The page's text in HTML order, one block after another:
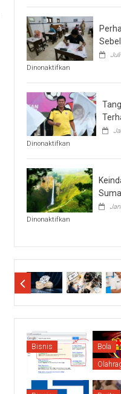
Dinonaktifkan
Hal-
Hal
Penting
Sebelum
Lihat
Hasil
Dinonaktifkan
Beny
Dollo
Terhadap
Final
SCM
Cup
Dinonaktifkan
Terjun
Sumatera
Bisnis Bola